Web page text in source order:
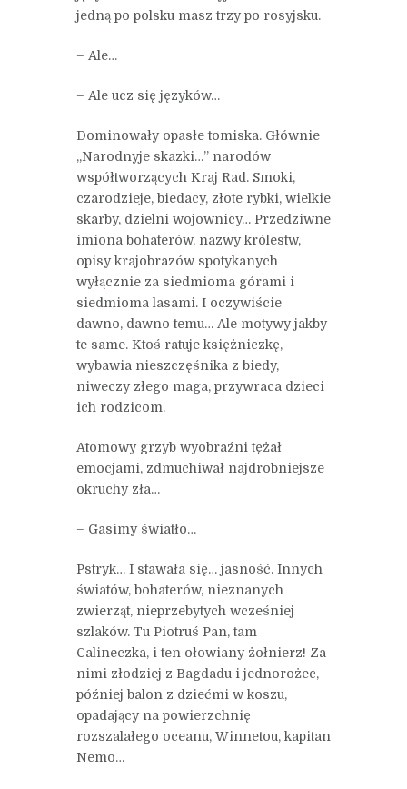
jedną po polsku masz trzy po rosyjsku.
– Ale…
– Ale ucz się języków…
Dominowały opasłe tomiska. Głównie
„Narodnyje skazki…” narodów
współtworzących Kraj Rad. Smoki,
czarodzieje, biedacy, złote rybki, wielkie
skarby, dzielni wojownicy… Przedziwne
imiona bohaterów, nazwy królestw,
opisy krajobrazów spotykanych
wyłącznie za siedmioma górami i
siedmioma lasami. I oczywiście
dawno, dawno temu… Ale motywy jakby
te same. Ktoś ratuje księżniczkę,
wybawia nieszczęśnika z biedy,
niweczy złego maga, przywraca dzieci
ich rodzicom.
Atomowy grzyb wyobraźni tężał
emocjami, zdmuchiwał najdrobniejsze
okruchy zła…
– Gasimy światło…
Pstryk… I stawała się… jasność. Innych
światów, bohaterów, nieznanych
zwierząt, nieprzebytych wcześniej
szlaków. Tu Piotruś Pan, tam
Calineczka, i ten ołowiany żołnierz! Za
nimi złodziej z Bagdadu i jednorożec,
później balon z dziećmi w koszu,
opadający na powierzchnię
rozszalałego oceanu, Winnetou, kapitan
Nemo…